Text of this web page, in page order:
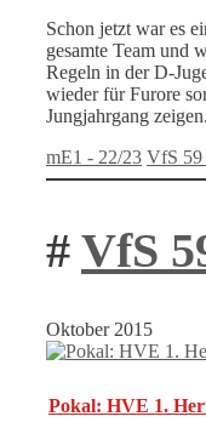
Schon jetzt war es
gesamte Team und
Regeln in der D-
wieder für Furore
Jungjahrgang
Kategorien
mE1 - 22/23 VfS 59
# VfS
Oktober 2015
Pokal: HVE 1.